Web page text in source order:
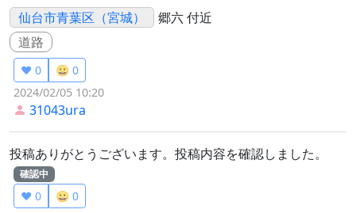
仙台市青葉区（宮城）
郷六 付近
道路
❤️ 0
😀 0
2024/02/05 10:20
31043ura
投稿ありがとうございます。投稿内容を確認しました。
確認中
❤️ 0
😀 0